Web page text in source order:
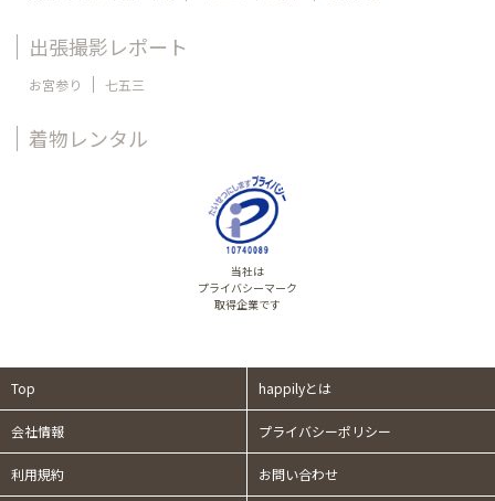
出張撮影レポート
お宮参り 七五三
着物レンタル
当社は
プライバシーマーク
取得企業です
Top happilyとは
会社情報 プライバシーポリシー
利用規約 お問い合わせ